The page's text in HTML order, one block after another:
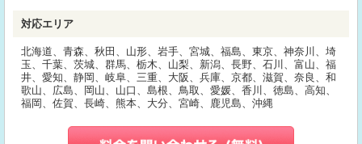
対応エリア
北海道、青森、秋田、山形、岩手、宮城、福島、東京、神奈川、埼
玉、千葉、茨城、群馬、栃木、山梨、新潟、長野、石川、富山、福
井、愛知、静岡、岐阜、三重、大阪、兵庫、京都、滋賀、奈良、和
歌山、広島、岡山、山口、島根、鳥取、愛媛、香川、徳島、高知、
福岡、佐賀、長崎、熊本、大分、宮崎、鹿児島、沖縄